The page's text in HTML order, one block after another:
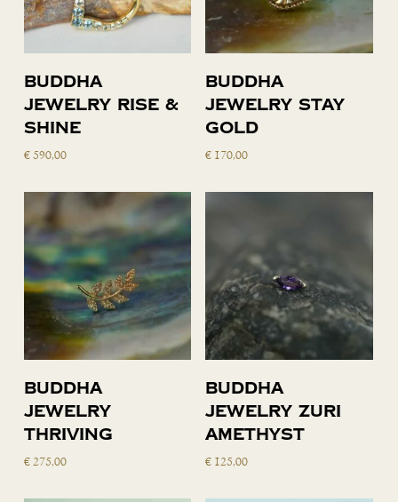
Lees verder
Buddha
Jewelry Rise &
Shine
€590,00
Toevoegen
aan
winkelwagen
Buddha
Jewelry Stay
Gold
€ 170,00
Toevoegen
aan
winkelwagen
Buddha
Jewelry
Thriving
€275,00
Toevoegen
aan
winkelwagen
Buddha
Jewelry Zuri
Amethyst
€ 125,00